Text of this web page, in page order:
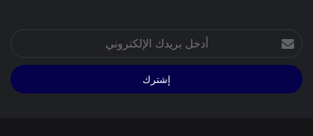
بريدك
الإلكتروني